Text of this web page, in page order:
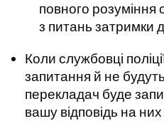
повного розуміння
з питань затримки
Коли службовці
запитання й не
перекладач буде
вашу відповідь на